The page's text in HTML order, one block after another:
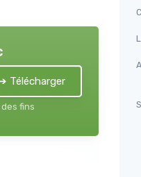
Télécharger
fins